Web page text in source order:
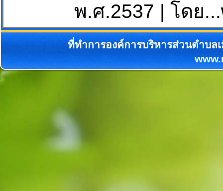
พ.ศ.2537 | โดย...
ที่ทำการองค์การบริหารส่วนตำบล